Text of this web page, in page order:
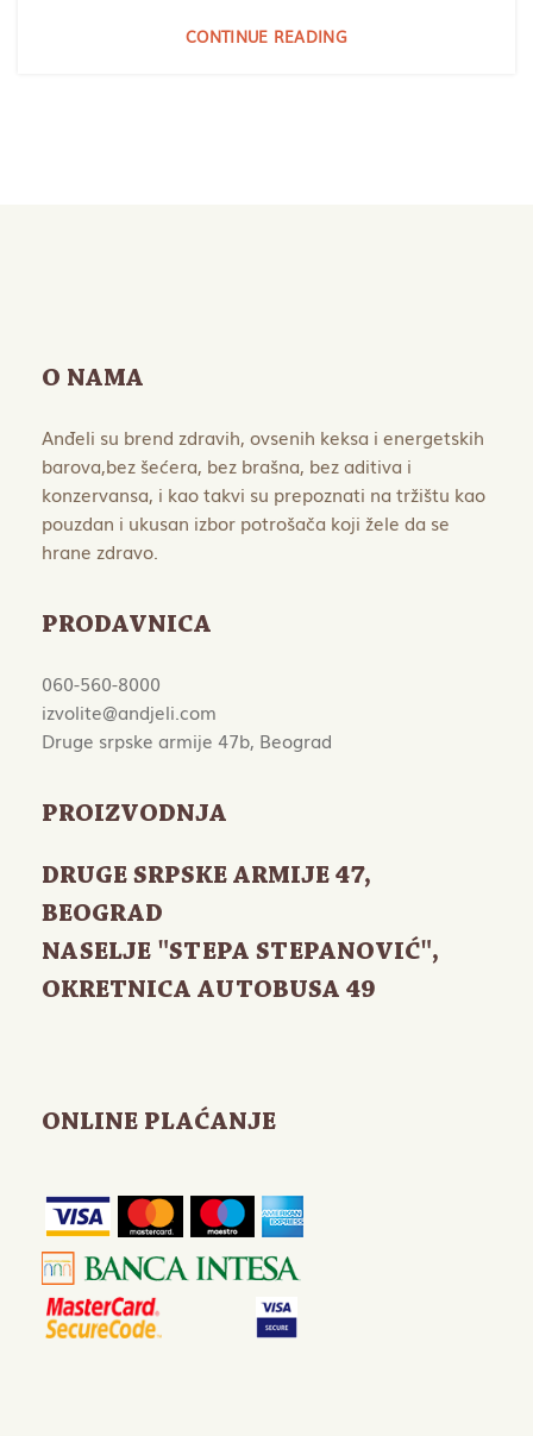
CONTINUE READING
O NAMA
Anđeli su brend zdravih, ovsenih keksa i energetskih
barova,bez šećera, bez brašna, bez aditiva i
konzervansa, i kao takvi su prepoznati na tržištu kao
pouzdan i ukusan izbor potrošača koji žele da se
hrane zdravo.
PRODAVNICA
060-560-8000
izvolite@andjeli.com
Druge srpske armije 47b, Beograd
PROIZVODNJA
DRUGE SRPSKE ARMIJE 47,
BEOGRAD
NASELJE "STEPA STEPANOVIĆ",
OKRETNICA AUTOBUSA 49
ONLINE PLAĆANJE